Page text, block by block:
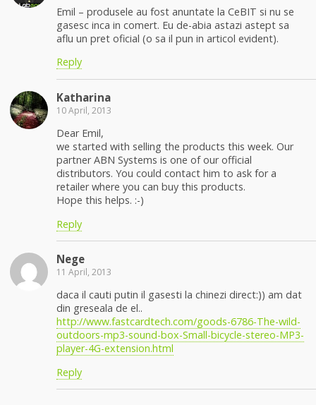
Emil – produsele au fost anuntate la CeBIT si nu se
gasesc inca in comert. Eu de-abia astazi astept sa
aflu un pret oficial (o sa il pun in articol evident).
Reply
Katharina
10 April, 2013
Dear Emil,
we started with selling the products this week. Our
partner ABN Systems is one of our official
distributors. You could contact him to ask for a
retailer where you can buy this products.
Hope this helps. :-)
Reply
Nege
11 April, 2013
daca il cauti putin il gasesti la chinezi direct:)) am dat
din greseala de el..
http://www.fastcardtech.com/goods-6786-The-wild-
outdoors-mp3-sound-box-Small-bicycle-stereo-MP3-
player-4G-extension.html
Reply